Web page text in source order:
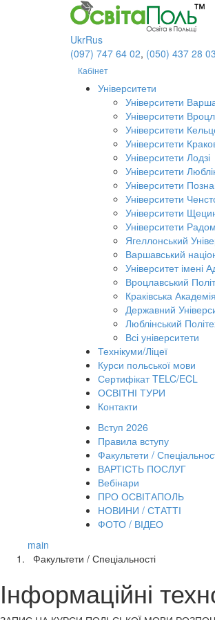
UkrRus
(097) 747 64 02, (050) 437 28 03
Кабінет
Університети
Університети
Університети
Університети
Університети
Університети Лодзі
Університети
Університети
Університети
Університети
Університети
Ягеллонський
Варшавський
Університет імені
Вроцлавський
Краківська
Державний
Люблінський
Всі університети
Технікуми/Ліцеї
Курси польської мови
Сертифікат TELC/ECL
ОСВІТНІ ТУРИ
Контакти
Вступ 2026
Правила вступу
Факультети /
ВАРТІСТЬ ПОСЛУГ
Вебінари
ПРО ОСВІТАПОЛЬ
НОВИНИ / СТАТТІ
ФОТО / ВІДЕО
main
Факультети / Спеціальності
Інформаційні